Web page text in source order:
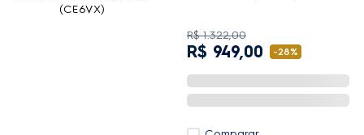
R$ 1.322,00
R$ 949,00 -28%